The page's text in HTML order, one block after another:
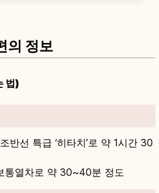
의 정보
법)
반선 특급 ‘히타치’로 약 1시간 30
통열차로 약 30~40분 정도